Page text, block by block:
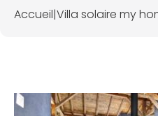
Accueil|Villa solaire my